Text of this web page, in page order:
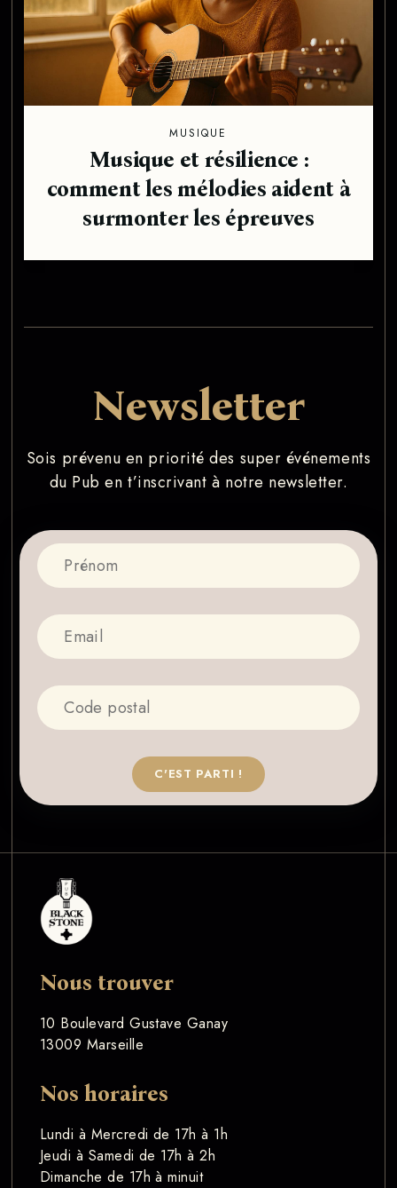
MUSIQUE
Musique et résilience :
comment les mélodies aident à
surmonter les épreuves
Newsletter
Sois prévenu en priorité des super événements
du Pub en t’inscrivant à notre newsletter.
C'EST PARTI !
Nous trouver
10 Boulevard Gustave Ganay
13009 Marseille
Nos horaires
Lundi à Mercredi de 17h à 1h
Jeudi à Samedi de 17h à 2h
Dimanche de 17h à minuit